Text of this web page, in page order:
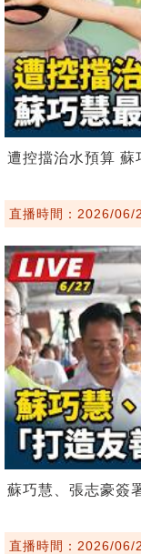
遭控擋治水預算 蘇
直播時間：2026/06/
蘇巧慧、張志豪簽
直播時間：2026/06/